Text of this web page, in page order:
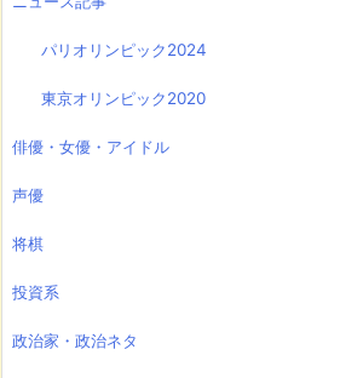
パリオリンピック2024
東京オリンピック2020
俳優・女優・アイドル
声優
将棋
投資系
政治家・政治ネタ